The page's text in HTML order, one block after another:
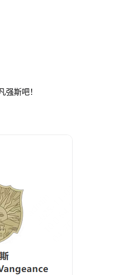
斯吧！